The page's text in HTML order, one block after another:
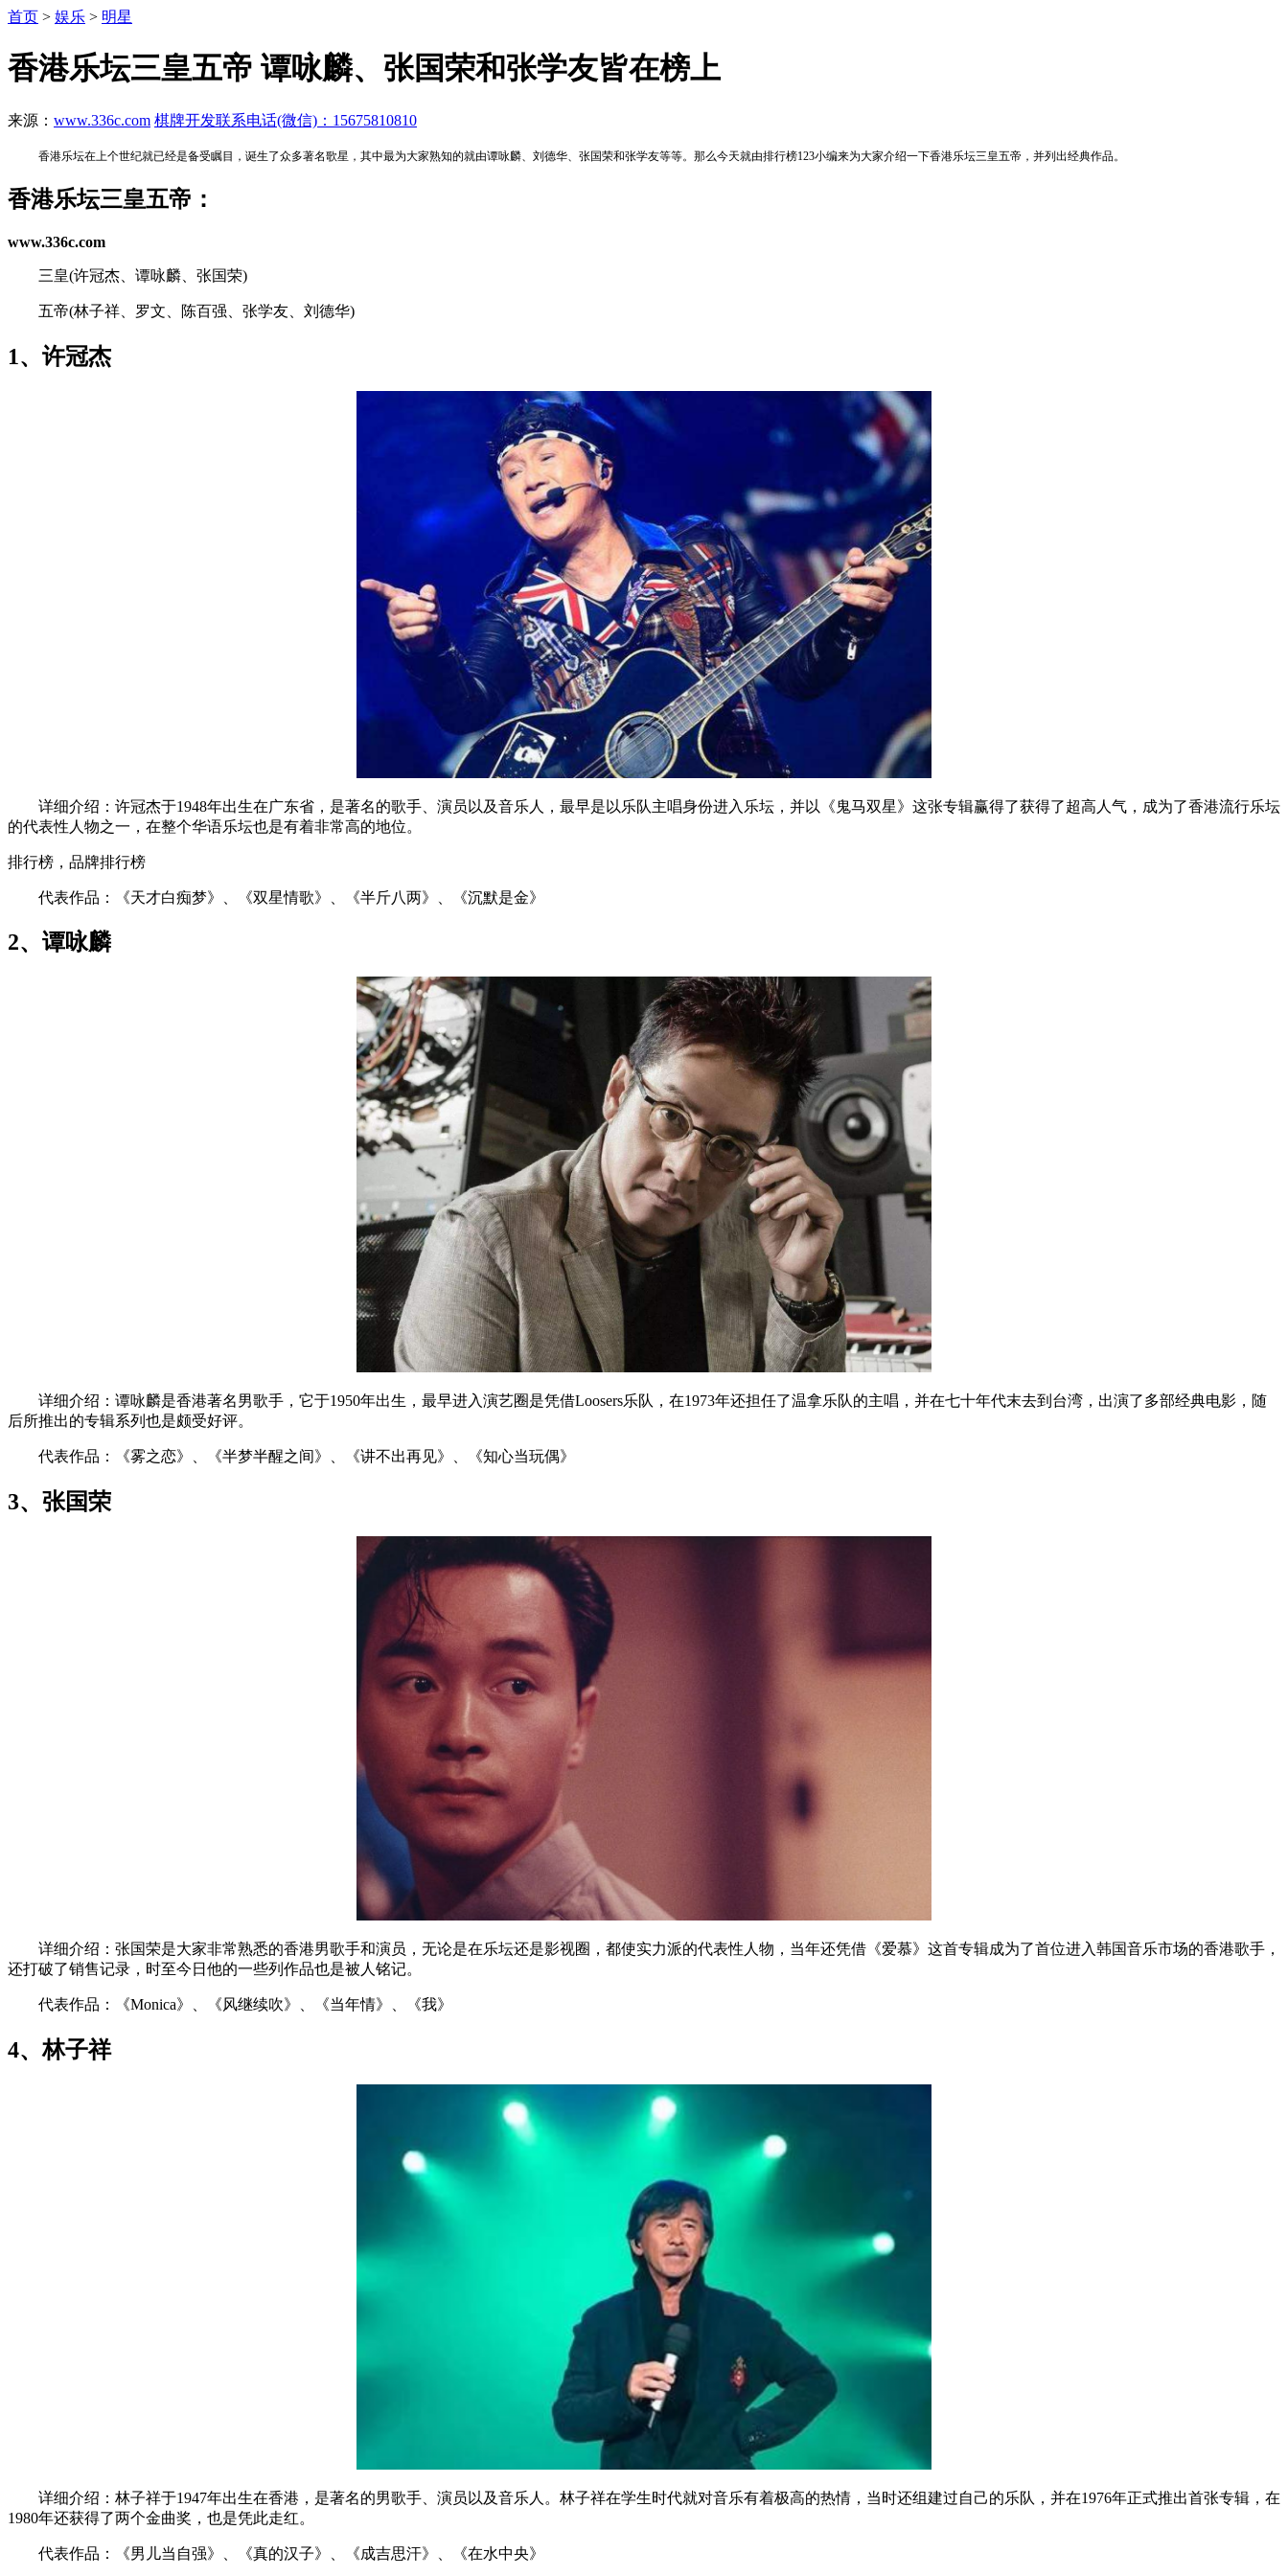
首页 > 娱乐 > 明星
香港乐坛三皇五帝 谭咏麟、张国荣和张学友皆在榜上
来源： www.336c.com 棋牌开发联系电话(微信)：15675810810
香港乐坛在上个世纪就已经是备受瞩目，诞生了众多著名歌星，其中最为大家熟知的就由谭咏麟、刘德华、张国荣和张学友等等。那么今天就由排行榜123小编来为大家介绍一下香港乐坛三皇五帝，并列出经典作品。
香港乐坛三皇五帝：
www.336c.com
三皇(许冠杰、谭咏麟、张国荣)
五帝(林子祥、罗文、陈百强、张学友、刘德华)
1、许冠杰
详细介绍：许冠杰于1948年出生在广东省，是著名的歌手、演员以及音乐人，最早是以乐队主唱身份进入乐坛，并以《鬼马双星》这张专辑赢得了获得了超高人气，成为了香港流行乐坛
的代表性人物之一，在整个华语乐坛也是有着非常高的地位。
排行榜，品牌排行榜
代表作品：《天才白痴梦》、《双星情歌》、《半斤八两》、《沉默是金》
2、谭咏麟
详细介绍：谭咏麟是香港著名男歌手，它于1950年出生，最早进入演艺圈是凭借Loosers乐队，在1973年还担任了温拿乐队的主唱，并在七十年代末去到台湾，出演了多部经典电影，随
后所推出的专辑系列也是颇受好评。
代表作品：《雾之恋》、《半梦半醒之间》、《讲不出再见》、《知心当玩偶》
3、张国荣
详细介绍：张国荣是大家非常熟悉的香港男歌手和演员，无论是在乐坛还是影视圈，都使实力派的代表性人物，当年还凭借《爱慕》这首专辑成为了首位进入韩国音乐市场的香港歌手，
还打破了销售记录，时至今日他的一些列作品也是被人铭记。
代表作品：《Monica》、《风继续吹》、《当年情》、《我》
4、林子祥
详细介绍：林子祥于1947年出生在香港，是著名的男歌手、演员以及音乐人。林子祥在学生时代就对音乐有着极高的热情，当时还组建过自己的乐队，并在1976年正式推出首张专辑，在
1980年还获得了两个金曲奖，也是凭此走红。
代表作品：《男儿当自强》、《真的汉子》、《成吉思汗》、《在水中央》